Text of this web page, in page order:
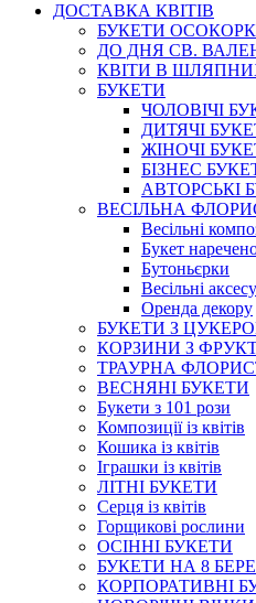
ДОСТАВКА КВІТІВ
БУКЕТИ
ДО ДНЯ СВ.
КВІТИ В
БУКЕТИ
ЧОЛОВІЧІ
ДИТЯЧІ
ЖІНОЧІ
БІЗНЕС
АВТОРСЬКІ
ВЕСІЛЬНА
Весільні
Букет
Бутоньєрки
Весільні
Оренда декору
БУКЕТИ З
КОРЗИНИ З
ТРАУРНА
ВЕСНЯНІ БУКЕТИ
Букети з 101 рози
Композиції із квітів
Кошика із квітів
Іграшки із квітів
ЛІТНІ БУКЕТИ
Серця із квітів
Горщикові рослини
ОСІННІ БУКЕТИ
БУКЕТИ НА 8
КОРПОРАТИВНІ